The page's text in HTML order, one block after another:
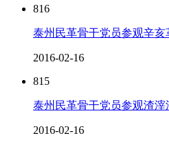
816
泰州民革骨干党员参观辛
2016-02-16
815
泰州民革骨干党员参观渣滓
2016-02-16